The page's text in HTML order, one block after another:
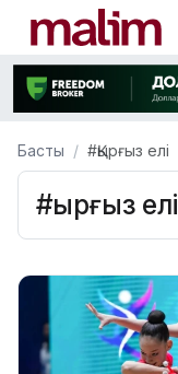
Басты #Қырғыз елі
#Қырғыз елі